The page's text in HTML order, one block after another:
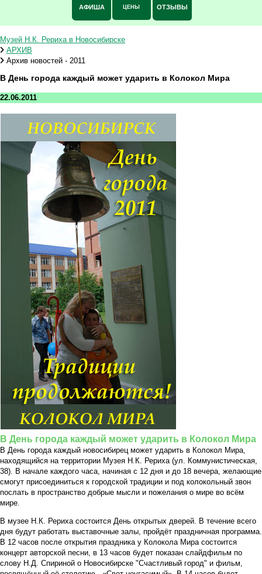
АФИША ЦЕНЫ ОТЗЫВЫ
Музей Н.К. Рериха в Новосибирске
АРХИВ
Архив новостей - 2011
В День города каждый может ударить в Колокол Мира
22.06.2011
В День города каждый может ударить в Колокол Мира
В День города каждый новосибирец может ударить в Колокол Мира,
находящийся на территории Музея Н.К. Рериха (ул. Коммунистическая,
38). В начале каждого часа, начиная с 12 дня и до 18 вечера, желающие
смогут присоединиться к городской традиции и под колокольный звон
послать в пространство добрые мысли и пожелания о мире во всём
мире.
В музее Н.К. Рериха состоится День открытых дверей. В течение всего
дня будут работать выставочные залы, пройдёт праздничная программа.
В 12 часов после открытия праздника у Колокола Мира состоится
концерт авторской песни, в 13 часов будет показан слайдфильм по
слову Н.Д. Спириной о Новосибирске "Счастливый город" и фильм,